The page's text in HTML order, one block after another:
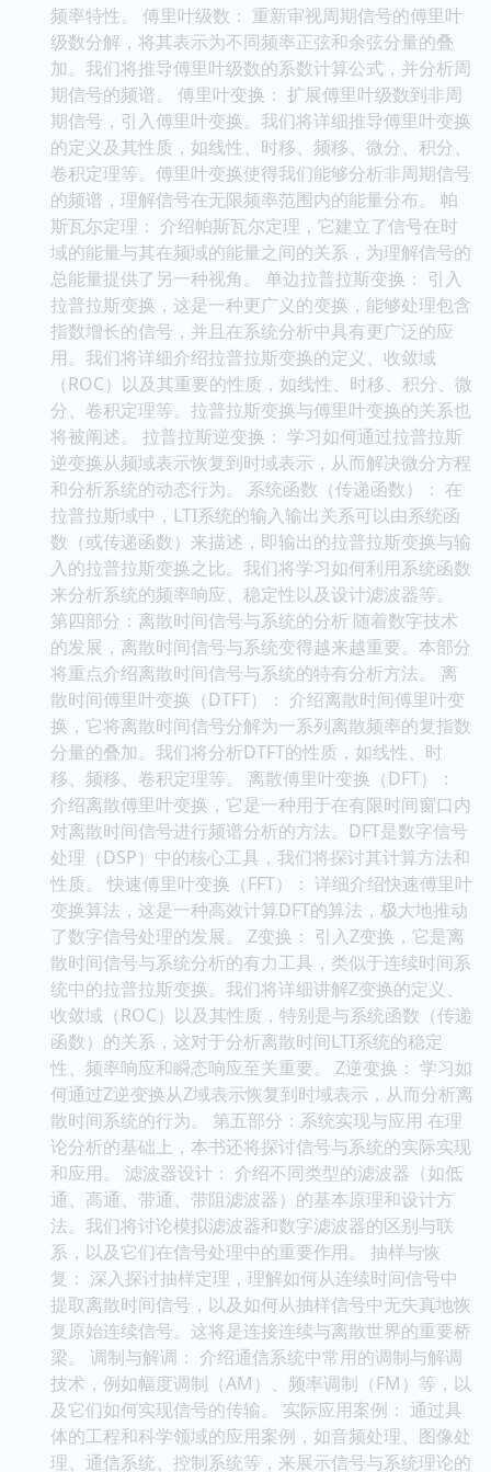
频率特性。 傅里叶级数： 重新审视周期信号的傅里叶
级数分解，将其表示为不同频率正弦和余弦分量的叠
加。我们将推导傅里叶级数的系数计算公式，并分析周
期信号的频谱。 傅里叶变换： 扩展傅里叶级数到非周
期信号，引入傅里叶变换。我们将详细推导傅里叶变换
的定义及其性质，如线性、时移、频移、微分、积分、
卷积定理等。傅里叶变换使得我们能够分析非周期信号
的频谱，理解信号在无限频率范围内的能量分布。 帕
斯瓦尔定理： 介绍帕斯瓦尔定理，它建立了信号在时
域的能量与其在频域的能量之间的关系，为理解信号的
总能量提供了另一种视角。 单边拉普拉斯变换： 引入
拉普拉斯变换，这是一种更广义的变换，能够处理包含
指数增长的信号，并且在系统分析中具有更广泛的应
用。我们将详细介绍拉普拉斯变换的定义、收敛域
（ROC）以及其重要的性质，如线性、时移、积分、微
分、卷积定理等。拉普拉斯变换与傅里叶变换的关系也
将被阐述。 拉普拉斯逆变换： 学习如何通过拉普拉斯
逆变换从频域表示恢复到时域表示，从而解决微分方程
和分析系统的动态行为。 系统函数（传递函数）： 在
拉普拉斯域中，LTI系统的输入输出关系可以由系统函
数（或传递函数）来描述，即输出的拉普拉斯变换与输
入的拉普拉斯变换之比。我们将学习如何利用系统函数
来分析系统的频率响应、稳定性以及设计滤波器等。
第四部分：离散时间信号与系统的分析 随着数字技术
的发展，离散时间信号与系统变得越来越重要。本部分
将重点介绍离散时间信号与系统的特有分析方法。 离
散时间傅里叶变换（DTFT）： 介绍离散时间傅里叶变
换，它将离散时间信号分解为一系列离散频率的复指数
分量的叠加。我们将分析DTFT的性质，如线性、时
移、频移、卷积定理等。 离散傅里叶变换（DFT）：
介绍离散傅里叶变换，它是一种用于在有限时间窗口内
对离散时间信号进行频谱分析的方法。DFT是数字信号
处理（DSP）中的核心工具，我们将探讨其计算方法和
性质。 快速傅里叶变换（FFT）： 详细介绍快速傅里叶
变换算法，这是一种高效计算DFT的算法，极大地推动
了数字信号处理的发展。 Z变换： 引入Z变换，它是离
散时间信号与系统分析的有力工具，类似于连续时间系
统中的拉普拉斯变换。我们将详细讲解Z变换的定义、
收敛域（ROC）以及其性质，特别是与系统函数（传递
函数）的关系，这对于分析离散时间LTI系统的稳定
性、频率响应和瞬态响应至关重要。 Z逆变换： 学习如
何通过Z逆变换从Z域表示恢复到时域表示，从而分析离
散时间系统的行为。 第五部分：系统实现与应用 在理
论分析的基础上，本书还将探讨信号与系统的实际实现
和应用。 滤波器设计： 介绍不同类型的滤波器（如低
通、高通、带通、带阻滤波器）的基本原理和设计方
法。我们将讨论模拟滤波器和数字滤波器的区别与联
系，以及它们在信号处理中的重要作用。 抽样与恢
复： 深入探讨抽样定理，理解如何从连续时间信号中
提取离散时间信号，以及如何从抽样信号中无失真地恢
复原始连续信号。这将是连接连续与离散世界的重要桥
梁。 调制与解调： 介绍通信系统中常用的调制与解调
技术，例如幅度调制（AM）、频率调制（FM）等，以
及它们如何实现信号的传输。 实际应用案例： 通过具
体的工程和科学领域的应用案例，如音频处理、图像处
理、通信系统、控制系统等，来展示信号与系统理论的